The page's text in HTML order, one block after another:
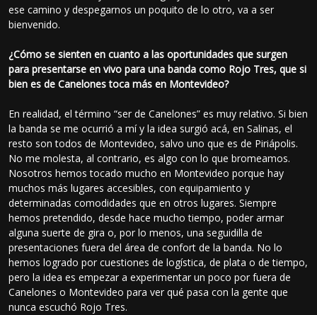
ese camino y despegarnos un poquito de lo otro, va a ser
bienvenido.
¿Cómo se sienten en cuanto a las oportunidades que surgen
para presentarse en vivo para una banda como Rojo Tres, que si
bien es de Canelones toca más en Montevideo?
En realidad, el término “ser de Canelones” es muy relativo. Si bien
la banda se me ocurrió a mí y la idea surgió acá, en Salinas, el
resto son todos de Montevideo, salvo uno que es de Piriápolis.
No me molesta, al contrario, es algo con lo que bromeamos.
Nosotros hemos tocado mucho en Montevideo porque hay
muchos más lugares accesibles, con equipamiento y
determinadas comodidades que en otros lugares. Siempre
hemos pretendido, desde hace mucho tiempo, poder armar
alguna suerte de gira o, por lo menos, una seguidilla de
presentaciones fuera del área de confort de la banda. No lo
hemos logrado por cuestiones de logística, de plata o de tiempo,
pero la idea es empezar a experimentar un poco por fuera de
Canelones o Montevideo para ver qué pasa con la gente que
nunca escuchó Rojo Tres.